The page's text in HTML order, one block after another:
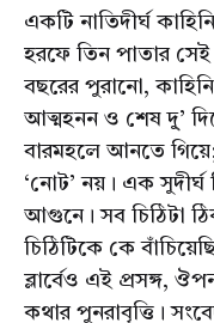
একটি নাতিদীর্ঘ
হরফে তিন পাতার
বছরের পুরানো,
আত্মহনন ও শেষ দু্’
বারমহলে আনতে
‘নোট’ নয়। এক সুদীর্ঘ
আগুনে। সব চিঠিটা
চিঠিটিকে কে
ব্লার্বেও এই প্রসঙ্গ,
কথার পুনরাবৃত্তি।